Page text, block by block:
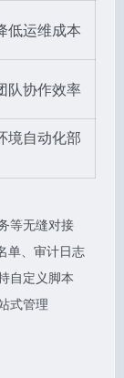
低运维成本
队协作效率
境自动化部
等无缝对接
单、审计日志
自定义脚本
式管理